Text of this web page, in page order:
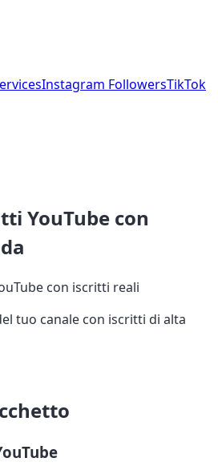
Instagram FollowersTikTok
YouTube con
con iscritti reali
tuo canale con iscritti di alta